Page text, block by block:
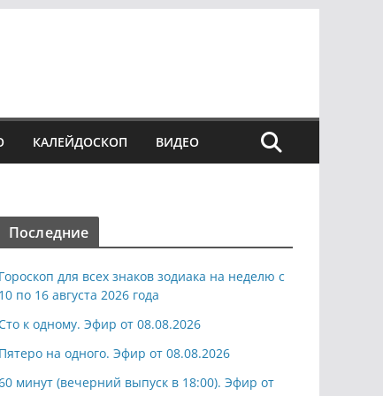
КАЛЕЙДОСКОП ВИДЕО
Последние
Гороскоп для всех знаков зодиака на неделю с
10 по 16 августа 2026 года
к одному. Эфир от 08.08.2026
Пятеро на одного. Эфир от 08.08.2026
минут (вечерний выпуск в 18:00). Эфир от